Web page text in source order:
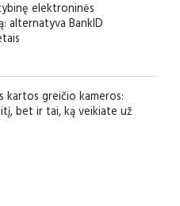
elektroninės
alternatyva BankID
kartos greičio kameros:
bet ir tai, ką veikiate už